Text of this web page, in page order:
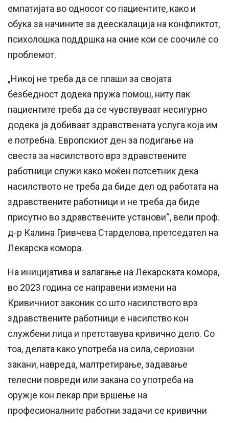
емпатијата во односот со пациентите, како и
обука за начините за деескалација на конфликтот,
психолошка поддршка на оние кои се соочиле со
проблемот.
„Никој не треба да се плаши за својата
безбедност додека пружа помош, ниту пак
пациентите треба да се чувствуваат несигурно
додека ја добиваат здравствената услуга која им
е потребна. Европскиот ден за подигање на
свеста за насилството врз здравствените
работници служи како моќен потсетник дека
насилството не треба да биде дел од работата на
здравствените работници и не треба да биде
присутно во здравствените установи“, вели проф.
д-р Калина Гривчева Старделова, претседател на
Лекарска комора.
На иницијатива и залагање на Лекарската комора,
во 2023 година се направени измени на
Кривичниот законик со што насилството врз
здравствените работници е насилство кон
службени лица и претставува кривично дело. Со
тоа, делата како употреба на сила, сериозни
закани, навреда, малтретирање, задавање
телесни повреди или закана со употреба на
оружје кон лекар при вршење на
професионалните работни задачи се кривични